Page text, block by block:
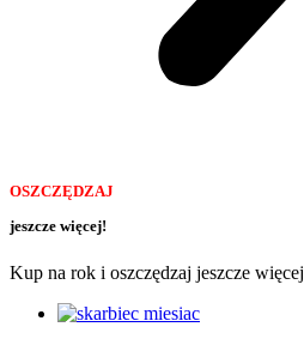
OSZCZĘDZAJ
jeszcze więcej!
Kup na rok i oszczędzaj jeszcze więcej